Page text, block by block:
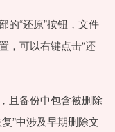
的“还原”按钮，文件
，可以右键点击“还
且备份中包含被删除
”中涉及早期删除文